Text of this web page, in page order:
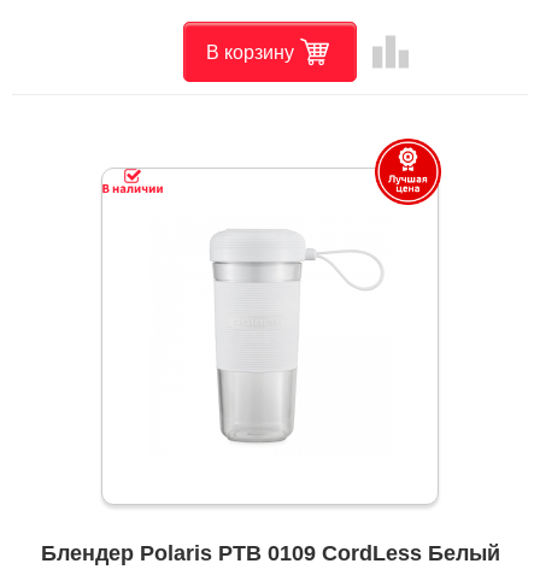
В корзину leaderboard
Блендер Polaris PTB 0109 CordLess Белый